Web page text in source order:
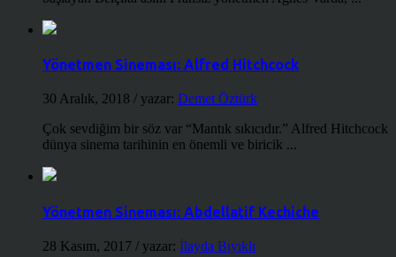
Yönetmen Sineması: Alfred Hitchcock
30 Aralık, 2018 / yazar: Demet Öztürk
Çok sevdiğim bir söz var “Mantık sıkıcıdır.” Alfred Hitchcock
dünya sinema tarihinin en önemli ve biricik ...
Yönetmen Sineması: Abdellatif Kechiche
28 Kasım, 2017 / yazar: İlayda Bıyıklı